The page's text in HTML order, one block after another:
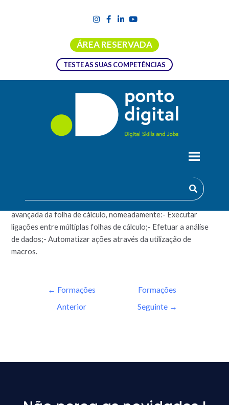
ÁREA RESERVADA
TESTE AS SUAS COMPETÊNCIAS
Pretende-se desenvolver competências de utilização
avançada da folha de cálculo, nomeadamente:- Executar
ligações entre múltiplas folhas de cálculo;- Efetuar a análise
de dados;- Automatizar ações através da utilização de
macros.
← Formações
Anterior
Formações
Seguinte →